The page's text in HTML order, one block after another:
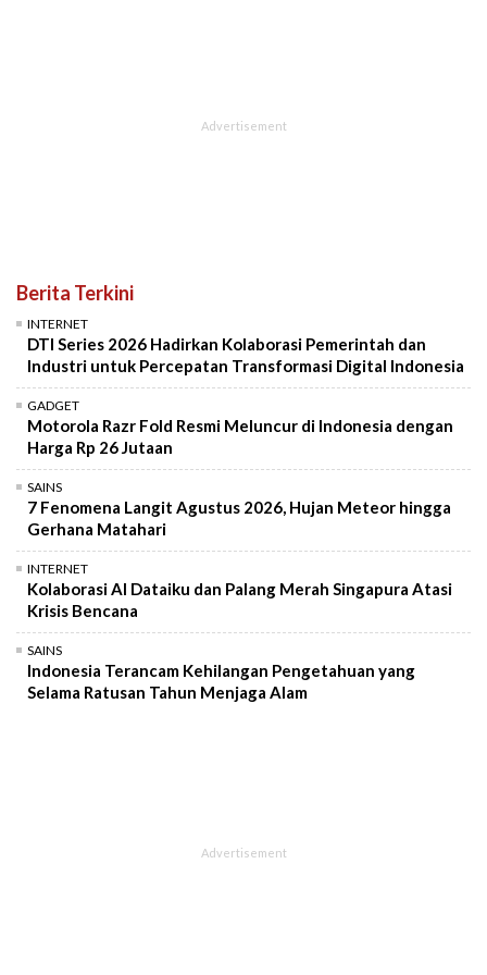
Berita Terkini
INTERNET
DTI Series 2026 Hadirkan Kolaborasi Pemerintah dan
Industri untuk Percepatan Transformasi Digital Indonesia
GADGET
Motorola Razr Fold Resmi Meluncur di Indonesia dengan
Harga Rp 26 Jutaan
SAINS
7 Fenomena Langit Agustus 2026, Hujan Meteor hingga
Gerhana Matahari
INTERNET
Kolaborasi AI Dataiku dan Palang Merah Singapura Atasi
Krisis Bencana
SAINS
Indonesia Terancam Kehilangan Pengetahuan yang
Selama Ratusan Tahun Menjaga Alam